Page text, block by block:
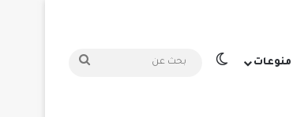
منوعات الوضع المظلم